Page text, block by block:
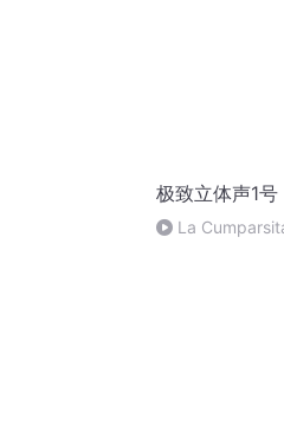
极致立体声1号
La